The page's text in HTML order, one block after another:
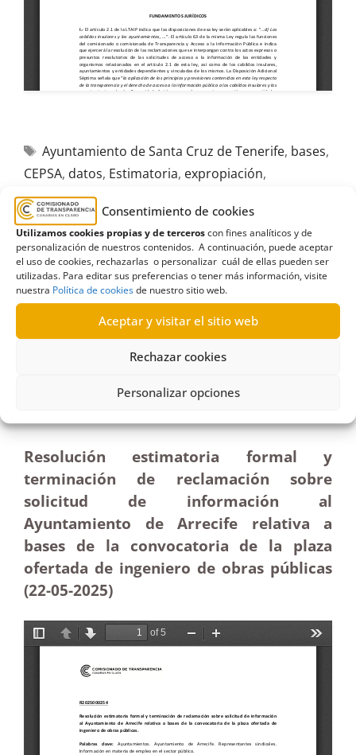
Consentimiento de cookies
Utilizamos cookies propias y de terceroscon fines analíticos y de
personalización de nuestros contenidos. A continuación, puede aceptar
el uso de cookies, rechazarlas o personalizar cuál de ellas pueden ser
utilizadas. Para editar sus preferencias o tener más información, visite
nuestra Política de cookiesde nuestro sitio web.
Aceptar y visitar el sitio web
Rechazar cookies
Personalizar opciones
Ayuntamiento de Santa Cruz de Tenerife, bases,
CEPSA, datos, Estimatoria, expropiación,
indexación,Informes
R254/2025
Solicitud de información planteada al
ingeniero de obras públicas|Estimatoria
Resolución estimatoria formal y
terminación de reclamación sobre
solicitud de información al
Ayuntamiento de Arrecife relativa a
bases de la convocatoria de la plaza
ofertada de ingeniero de obras públicas
(22-05-2025)